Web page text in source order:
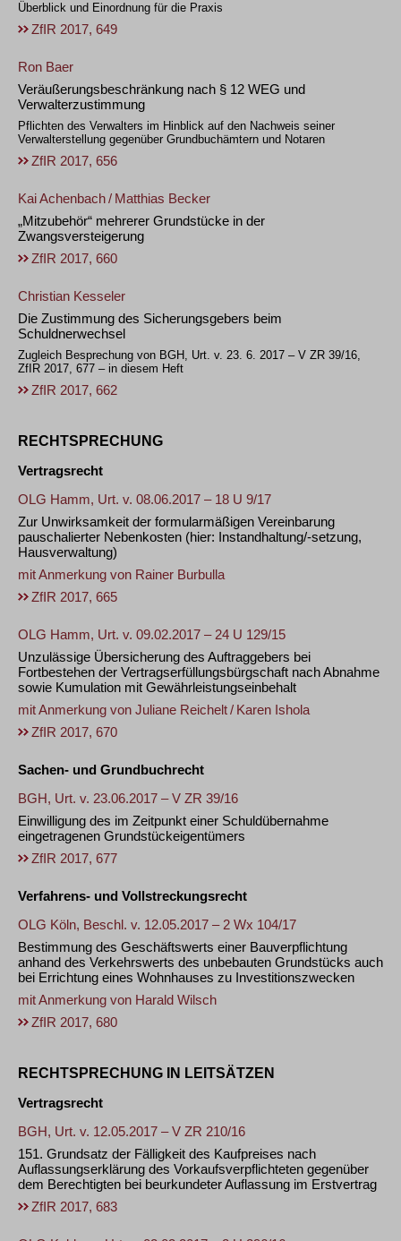
Überblick und Einordnung für die Praxis
ZfIR 2017, 649
Ron Baer
Veräußerungsbeschränkung nach § 12 WEG und
Verwalterzustimmung
Pflichten des Verwalters im Hinblick auf den Nachweis seiner
Verwalterstellung gegenüber Grundbuchämtern und Notaren
ZfIR 2017, 656
Kai Achenbach/ Matthias Becker
„Mitzubehör“ mehrerer Grundstücke in der
Zwangsversteigerung
ZfIR 2017, 660
Christian Kesseler
Die Zustimmung des Sicherungsgebers beim
Schuldnerwechsel
Zugleich Besprechung von BGH, Urt. v. 23. 6. 2017 – V ZR 39/16,
ZfIR 2017, 677 – in diesem Heft
ZfIR 2017, 662
RECHTSPRECHUNG
Vertragsrecht
OLG Hamm, Urt. v. 08.06.2017 – 18 U 9/17
Zur Unwirksamkeit der formularmäßigen Vereinbarung
pauschalierter Nebenkosten (hier: Instandhaltung/-setzung,
Hausverwaltung)
mit Anmerkung von Rainer Burbulla
ZfIR 2017, 665
OLG Hamm, Urt. v. 09.02.2017 – 24 U 129/15
Unzulässige Übersicherung des Auftraggebers bei
Fortbestehen der Vertragserfüllungsbürgschaft nach Abnahme
sowie Kumulation mit Gewährleistungseinbehalt
mit Anmerkung von Juliane Reichelt/ Karen Ishola
ZfIR 2017, 670
Sachen- und Grundbuchrecht
BGH, Urt. v. 23.06.2017 – V ZR 39/16
Einwilligung des im Zeitpunkt einer Schuldübernahme
eingetragenen Grundstückeigentümers
ZfIR 2017, 677
Verfahrens- und Vollstreckungsrecht
OLG Köln, Beschl. v. 12.05.2017 – 2 Wx 104/17
Bestimmung des Geschäftswerts einer Bauverpflichtung
anhand des Verkehrswerts des unbebauten Grundstücks auch
bei Errichtung eines Wohnhauses zu Investitionszwecken
mit Anmerkung von Harald Wilsch
ZfIR 2017, 680
RECHTSPRECHUNG IN LEITSÄTZEN
Vertragsrecht
BGH, Urt. v. 12.05.2017 – V ZR 210/16
151. Grundsatz der Fälligkeit des Kaufpreises nach
Auflassungserklärung des Vorkaufsverpflichteten gegenüber
dem Berechtigten bei beurkundeter Auflassung im Erstvertrag
ZfIR 2017, 683